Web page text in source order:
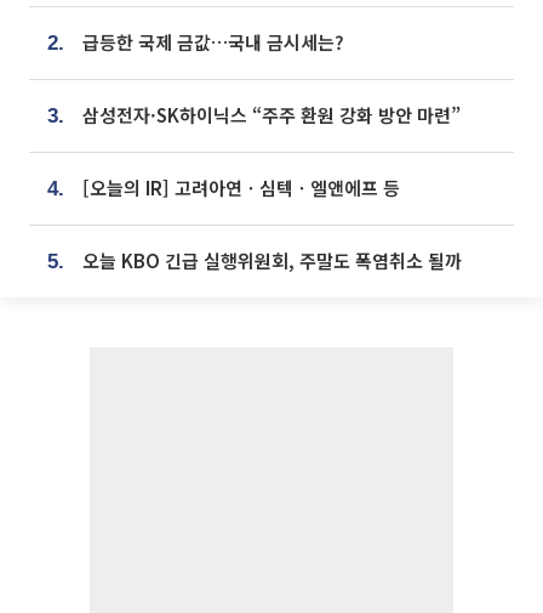
2. 급등한 국제 금값…국내 금시세는?
3. 삼성전자·SK하이닉스 “주주 환원 강화 방안 마련”
4. [오늘의 IR] 고려아연ㆍ심텍ㆍ엘앤에프 등
5. 오늘 KBO 긴급 실행위원회, 주말도 폭염취소 될까